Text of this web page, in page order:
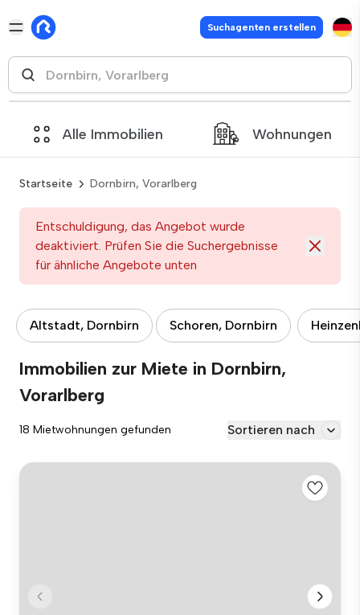
Suchagenten erstellen
Alle Immobilien Wohnungen
Startseite Dornbirn, Vorarlberg
Entschuldigung, das Angebot wurde
deaktiviert. Prüfen Sie die Suchergebnisse
für ähnliche Angebote unten
Altstadt, Dornbirn Schoren, Dornbirn
Immobilien zur Miete in Dornbirn,
Vorarlberg
18 Mietwohnungen gefunden Sortieren nach